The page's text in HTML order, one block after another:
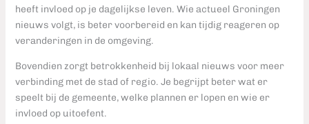
heeft invloed op je dagelijkse leven. Wie actueel Groningen
nieuws volgt, is beter voorbereid en kan tijdig reageren op
veranderingen in de omgeving.
Bovendien zorgt betrokkenheid bij lokaal nieuws voor meer
verbinding met de stad of regio. Je begrijpt beter wat er
speelt bij de gemeente, welke plannen er lopen en wie er
invloed op uitoefent.